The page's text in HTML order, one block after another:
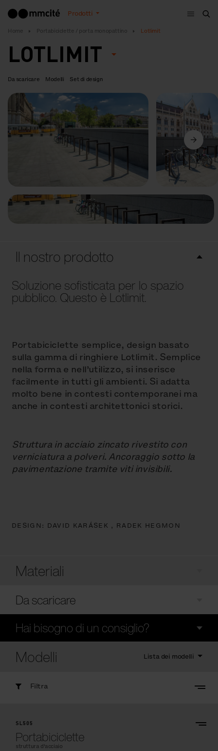
Prodotti
Menù
Home Portabiciclette / porta monopattino Lotlimit
LOTLIMIT
Da scaricare Modelli Set di design
Precedente Avanti
Il nostro prodotto
Soluzione sofisticata per lo spazio
pubblico. Questo è Lotlimit.
Portabiciclette semplice, design basato
sulla gamma di ringhiere Lotlimit. Semplice
nella forma e nell’utilizzo, si inserisce
facilmente in tutti gli ambienti. Si adatta
molto bene in contesti contemporanei ma
anche in contesti architettonici storici.
Struttura in acciaio zincato rivestito con
verniciatura a polveri. Ancoraggio sotto la
pavimentazione tramite viti invisibili.
DESIGN: DAVID KARÁSEK , RADEK HEGMON
Materiali
Da scaricare
Hai bisogno di un consiglio?
Modelli Lista dei modelli
Filtra
SL505
Portabiciclette
struttura d'acciaio